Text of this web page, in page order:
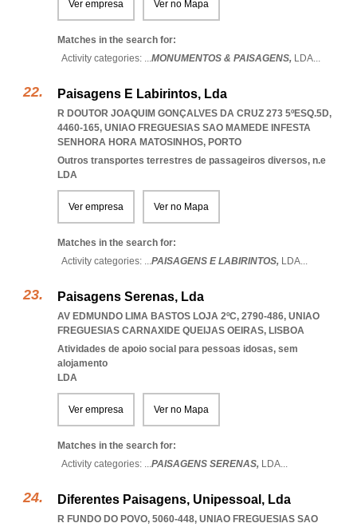
Ver empresa Ver no Mapa
Matches in the search for:
Activity categories: ...MONUMENTOS & PAISAGENS, LDA...
Paisagens E Labirintos, Lda
R DOUTOR JOAQUIM GONÇALVES DA CRUZ 273 5ºESQ.5D,
4460-165, UNIAO FREGUESIAS SAO MAMEDE INFESTA
SENHORA HORA MATOSINHOS, PORTO
Outros transportes terrestres de passageiros diversos, n.e
LDA
Ver empresa Ver no Mapa
Matches in the search for:
Activity categories: ...PAISAGENS E LABIRINTOS, LDA...
Paisagens Serenas, Lda
AV EDMUNDO LIMA BASTOS LOJA 2ºC, 2790-486, UNIAO
FREGUESIAS CARNAXIDE QUEIJAS OEIRAS, LISBOA
Atividades de apoio social para pessoas idosas, sem
alojamento
LDA
Ver empresa Ver no Mapa
Matches in the search for:
Activity categories: ...PAISAGENS SERENAS, LDA...
Diferentes Paisagens, Unipessoal, Lda
R FUNDO DO POVO, 5060-448, UNIAO FREGUESIAS SAO